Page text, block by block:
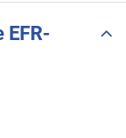
EFR-